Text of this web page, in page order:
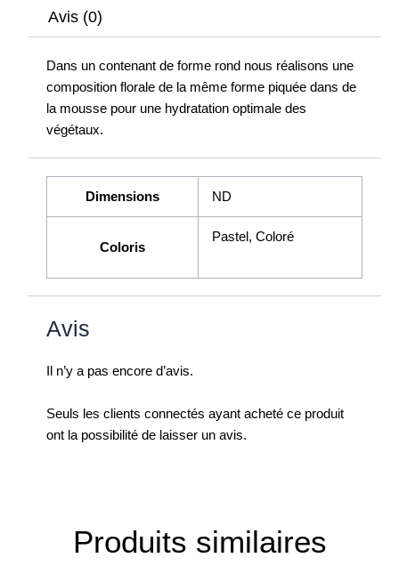
Avis (0)
Dans un contenant de forme rond nous réalisons une
composition florale de la même forme piquée dans de
la mousse pour une hydratation optimale des
végétaux.
Dimensions ND
Coloris
Pastel, Coloré
Avis
Il n’y a pas encore d’avis.
Seuls les clients connectés ayant acheté ce produit
ont la possibilité de laisser un avis.
Produits similaires